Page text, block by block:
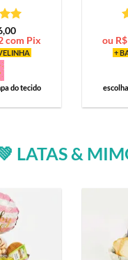
5
com Pix
do tecido
ou R$
+
LATAS &